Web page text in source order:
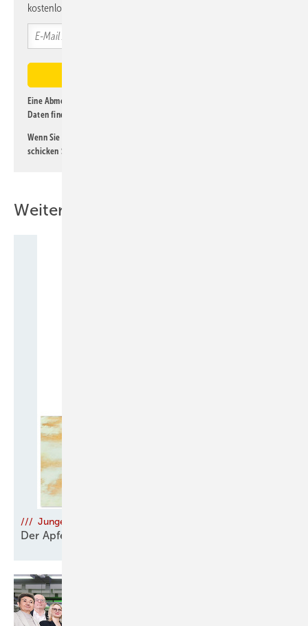
kostenlos direkt ins Postfach.
Eine Abmeldung ist jederzeit möglich. Informationen zum Umgang mit
Daten finden Sie auch in unserer
Wenn Sie selbst eine interessante Meldung beitragen möchten, so
schicken Sie diese bitte an
Weitere Inhalte
/// Junge Talente
Der Apfel fällt nicht weit vom